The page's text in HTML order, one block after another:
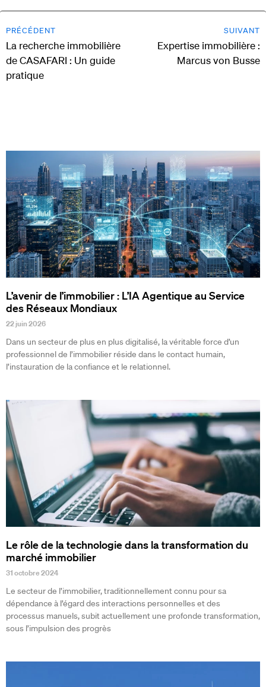
PRÉCÉDENT
La recherche immobilière
de CASAFARI : Un guide
pratique
SUIVANT
Expertise immobilière :
Marcus von Busse
L’avenir de l’immobilier : L’IA Agentique au Service
des Réseaux Mondiaux
22 juin 2026
Dans un secteur de plus en plus digitalisé, la véritable force d’un
professionnel de l’immobilier réside dans le contact humain,
l’instauration de la confiance et le relationnel.
Le rôle de la technologie dans la transformation du
marché immobilier
31 octobre 2024
Le secteur de l’immobilier, traditionnellement connu pour sa
dépendance à l’égard des interactions personnelles et des
processus manuels, subit actuellement une profonde transformation,
sous l’impulsion des progrès